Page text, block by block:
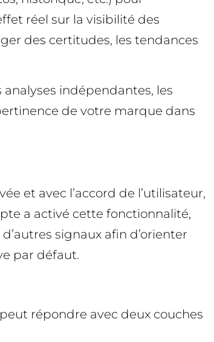
réel sur la visibilité des
des certitudes, les tendances
indépendantes, les
de votre marque dans
et avec l’accord de l’utilisateur,
a activé cette fonctionnalité,
signaux afin d’orienter
par défaut.
répondre avec deux couches